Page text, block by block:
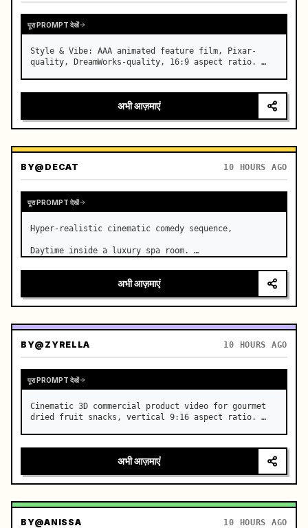
पूरा PROMPT देखें
Style & Vibe: AAA animated feature film, Pixar-
quality, DreamWorks-quality, 16:9 aspect ratio. …
अभी आज़माएं
BY@DECAT 10 HOURS AGO
पूरा PROMPT देखें
Hyper-realistic cinematic comedy sequence,
Daytime inside a luxury spa room. …
अभी आज़माएं
BY@ZYRELLA 10 HOURS AGO
पूरा PROMPT देखें
Cinematic 3D commercial product video for gourmet
dried fruit snacks, vertical 9:16 aspect ratio. …
अभी आज़माएं
BY@ANISSA 10 HOURS AGO